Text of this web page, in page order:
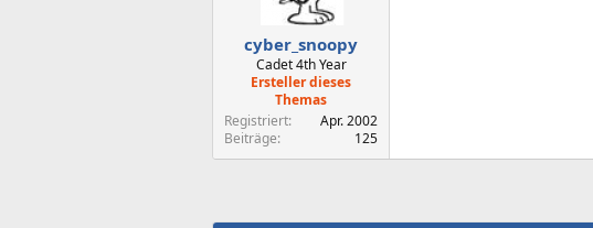
cyber_snoopy
Cadet 4th Year
Ersteller dieses
Themas
Registriert
Apr. 2002
Beiträge
125